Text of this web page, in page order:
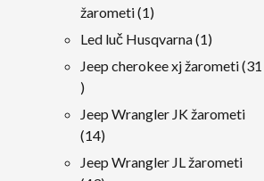
žarometi 11
Led luč Husqvarna 11
izdelek
Jeep cherokee xj žarometi 31
31
izdelki
Jeep Wrangler JK žarometi
1414
izdelki
Jeep Wrangler JL žarometi